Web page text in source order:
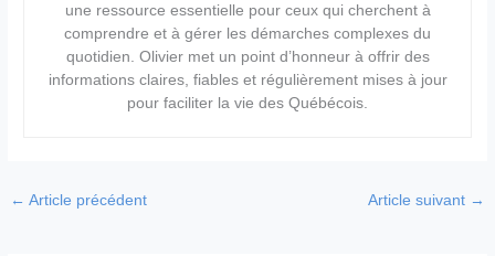
une ressource essentielle pour ceux qui cherchent à
comprendre et à gérer les démarches complexes du
quotidien. Olivier met un point d’honneur à offrir des
informations claires, fiables et régulièrement mises à jour
pour faciliter la vie des Québécois.
← Article précédent Article suivant →